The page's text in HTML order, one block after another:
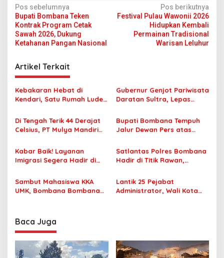
N
a
v
i
g
a
s
i
p
o
s
Pos sebelumnya
Bupati Bombana Teken
Kontrak Program Cetak
Sawah 2026, Dukung
Ketahanan Pangan Nasional
Pos berikutnya
Festival Pulau Wawonii 2026
Hidupkan Kembali
Permainan Tradisional
Warisan Leluhur
Artikel Terkait
Kebakaran Hebat di
Kendari, Satu Rumah Ludes
Gubernur Genjot Pariwisata
Daratan Sultra, Lepas
Tiga Kabupaten Unggulan
Di Tengah Terik 44 Derajat
Celsius, PT Mulya Mandiri
Jamaah Tetap Sehat dan
Nyaman Beribadah
Bupati Bombana Tempuh
Jalur Dewan Pers atas
Korupsi Jembatan Cirauci II
Kabar Baik! Layanan
Imigrasi Segera Hadir di
Perlu Lagi ke Kendari
Satlantas Polres Bombana
Hadir di Titik Rawan,
Sekolah dengan Aman
Sambut Mahasiswa KKA
UMK, Bombana Bombana
Lantik 25 Pejabat
Administrator, Wali Kota
Baca Juga